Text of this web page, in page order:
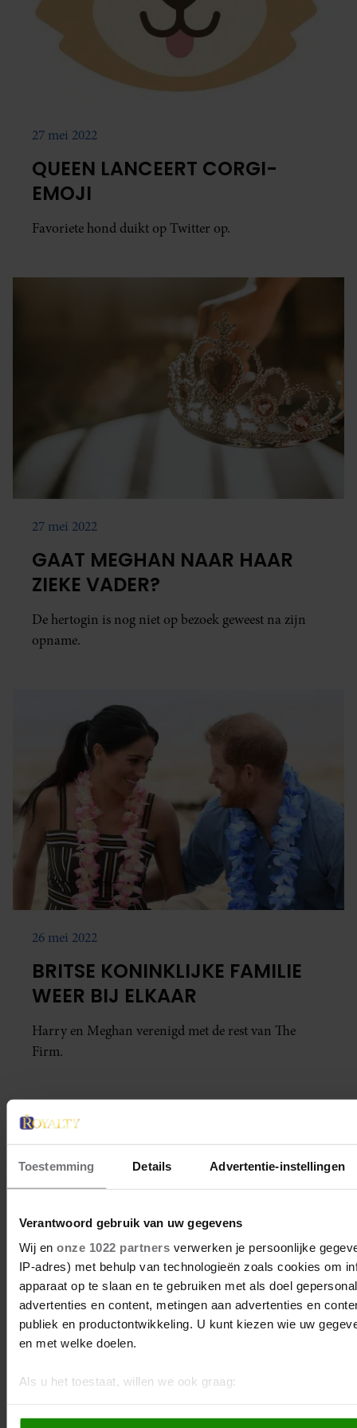
Toestemming Details Advertentie-instellingen
Verantwoord gebruik van uw gegevens
Wij en onze 1022 partnersverwerken je persoonlijke
IP-adres) met behulp van technologieën zoals cookies om
apparaat op te slaan en te gebruiken met als doel
advertenties en content, metingen aan advertenties en
publiek en productontwikkeling. U kunt kiezen wie uw
en met welke doelen.
Als u het toestaat, willen we ook graag:
paar meter nauwkeurig kan zijn
27 mei 2022
QUEEN LANCEERT CORGI-
EMOJI
Favoriete hond duikt op Twitter op.
27 mei 2022
GAAT MEGHAN NAAR HAAR
ZIEKE VADER?
De hertogin is nog niet op bezoek geweest na zijn
opname.
26 mei 2022
BRITSE KONINKLIJKE FAMILIE
WEER BIJ ELKAAR
Harry en Meghan verenigd met de rest van The
Firm.
25 mei 2022
VERGELIJKEN! CHARLES TOEN